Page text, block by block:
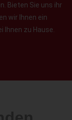
Bieten Sie uns ihr
wir Ihnen ein
Ihnen zu Hause.